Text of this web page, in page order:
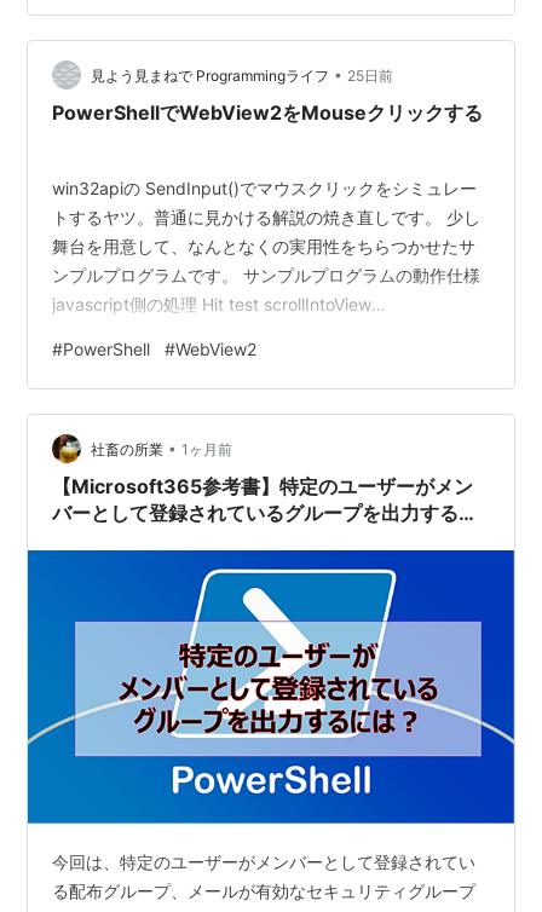
(NirSoft) ・Show…
見よう見まねで Programmingライフ • 25日前
PowerShellでWebView2をMouseクリックする
win32apiの SendInput()でマウスクリックをシミュレー
トするヤツ。普通に見かける解説の焼き直しです。 少し
舞台を用意して、なんとなくの実用性をちらつかせたサ
ンプルプログラムです。 サンプルプログラムの動作仕様
javascript側の処理 Hit test scrollIntoView
SendInput() の呼び出しにモジュールPinvoke 2.1.0 座標
の足し算 サンプルプログラムの格納場所 後書き #
mouse event の isTrustedプロパティ サンプルプログラ
ムの動作…
#PowerShell #WebView2
社畜の所業 • 1ヶ月前
【Microsoft365参考書】特定のユーザーがメン
バーとして登録されているグループを出力するに
今回は、特定のユーザーがメンバーとして登録されてい
る配布グループ、メールが有効なセキュリティグループ